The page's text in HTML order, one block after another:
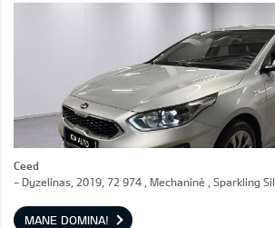
Ceed
- Dyzelinas, 2019, 72 974 , Mechaninė , Sparkling
MANE DOMINA!